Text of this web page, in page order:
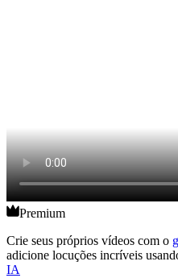
Premium
Crie seus próprios vídeos com o
adicione locuções incríveis
IA